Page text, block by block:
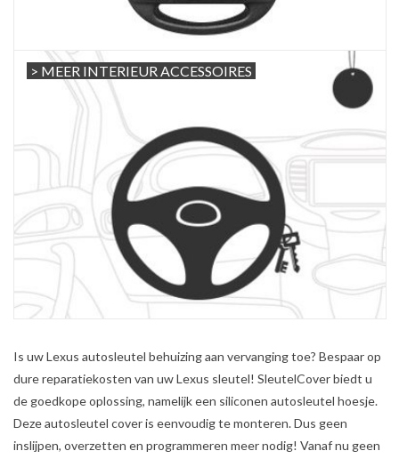
> MEER INTERIEUR ACCESSOIRES
Is uw Lexus autosleutel behuizing aan vervanging toe? Bespaar op
dure reparatiekosten van uw Lexus sleutel! SleutelCover biedt u
de goedkope oplossing, namelijk een siliconen autosleutel hoesje.
Deze autosleutel cover is eenvoudig te monteren. Dus geen
inslijpen, overzetten en programmeren meer nodig! Vanaf nu geen